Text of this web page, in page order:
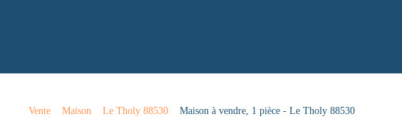
Vente Maison Le Tholy 88530 Maison à vendre, 1 pièce - Le Tholy 88530